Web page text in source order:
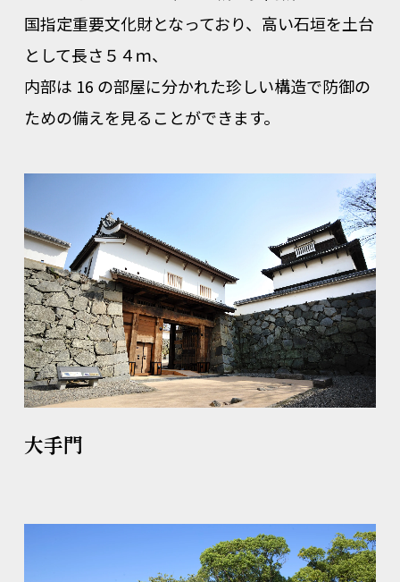
国指定重要文化財となっており、高い石垣を土台
として長さ５４ｍ、
内部は 16 の部屋に分かれた珍しい構造で防御の
ための備えを見ることができます。
大手門